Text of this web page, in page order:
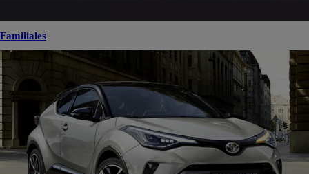
Familiales